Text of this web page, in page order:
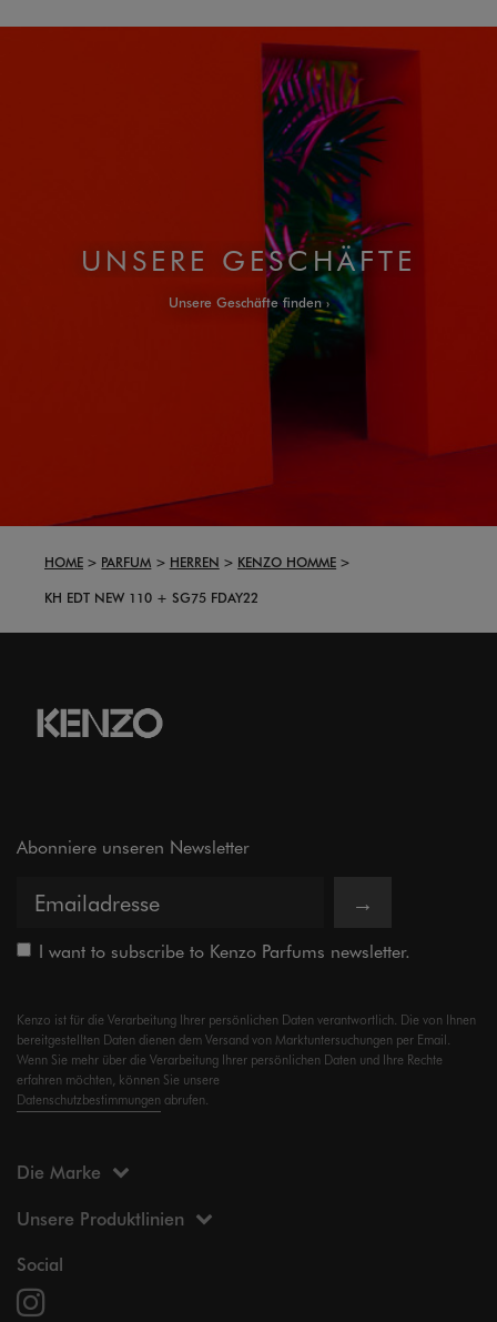
UNSERE GESCHÄFTE
Unsere Geschäfte finden
HOME PARFUM HERREN
KENZO HOMME
KH EDT NEW 110 + SG75 FDAY22
Abonniere unseren Newsletter
→
I want to subscribe to Kenzo Parfums newsletter.
Kenzo ist für die Verarbeitung Ihrer persönlichen Daten verantwortlich. Die von Ihnen
bereitgestellten Daten dienen dem Versand von Marktuntersuchungen per Email.
Wenn Sie mehr über die Verarbeitung Ihrer persönlichen Daten und Ihre Rechte
erfahren möchten, können Sie unsere
Datenschutzbestimmungen abrufen.
Die Marke
Unsere Produktlinien
Social